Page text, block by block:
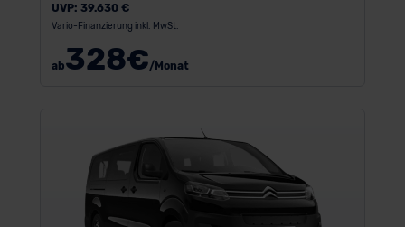
UVP: 39.630 €
Vario-Finanzierung inkl. MwSt.
ab328€/Monat